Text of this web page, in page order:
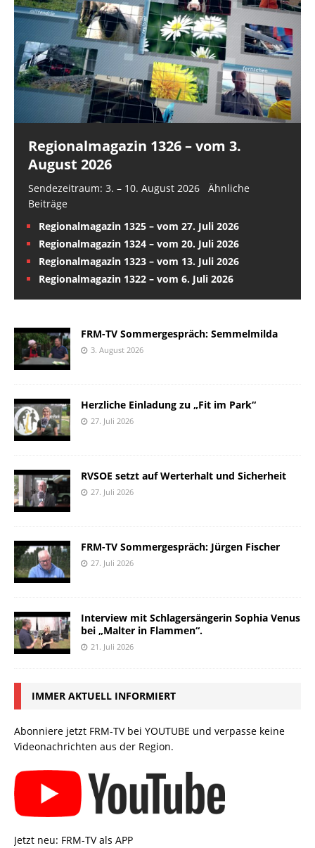
Regionalmagazin 1326 – vom 3.
August 2026
Sendezeitraum: 3. – 10. August 2026 Ähnliche
Beiträge
Regionalmagazin 1325 – vom 27. Juli 2026
Regionalmagazin 1324 – vom 20. Juli 2026
Regionalmagazin 1323 – vom 13. Juli 2026
Regionalmagazin 1322 – vom 6. Juli 2026
FRM-TV Sommergespräch: Semmelmilda
3. August 2026
Herzliche Einladung zu „Fit im Park“
27. Juli 2026
RVSOE setzt auf Werterhalt und Sicherheit
27. Juli 2026
FRM-TV Sommergespräch: Jürgen Fischer
27. Juli 2026
Interview mit Schlagersängerin Sophia Venus
bei „Malter in Flammen“.
21. Juli 2026
IMMER AKTUELL INFORMIERT
Abonniere jetzt FRM-TV bei YOUTUBE und verpasse keine
Videonachrichten aus der Region.
Jetzt neu: FRM-TV als APP